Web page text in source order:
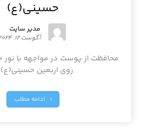
حسینی(ع)
مدیر سایت
آگوست ۱۲, ۲۰۲۴
محافظت از پوست در مواجهه با نور
روی اربعین
ادامه مطلب